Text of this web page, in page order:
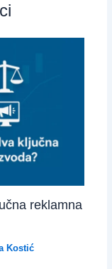
reklamna
Kostić